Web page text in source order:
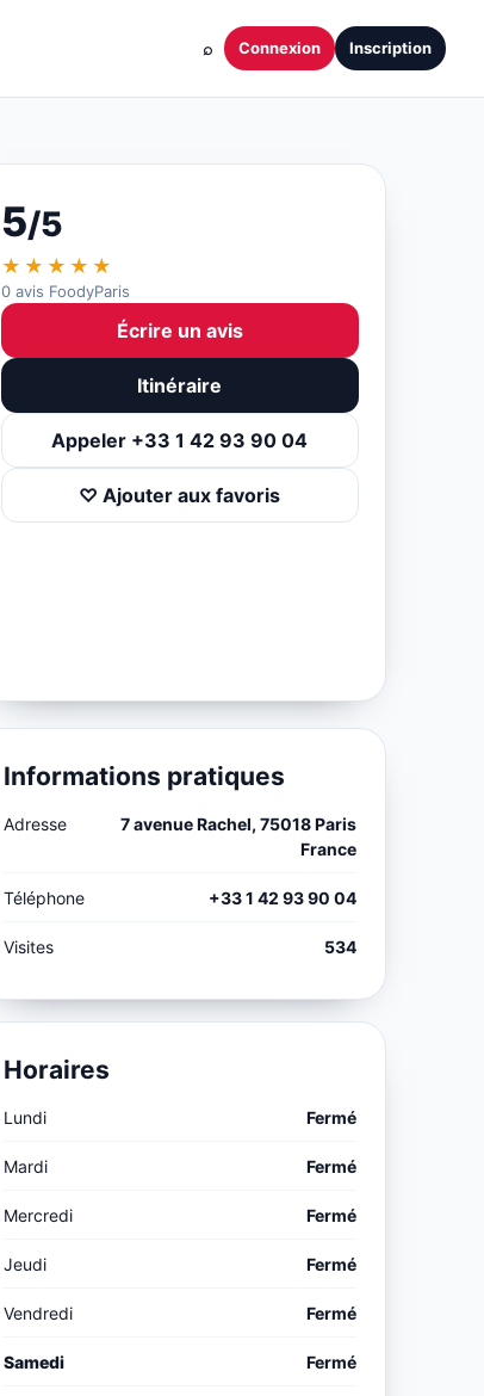
⌕ Connexion Inscription
5/5
★★★★★
0 avis FoodyParis
Écrire un avis
Itinéraire
Appeler +33 1 42 93 90 04
♡ Ajouter aux favoris
Informations pratiques
Adresse
7 avenue Rachel, 75018 Paris
France
Téléphone +33 1 42 93 90 04
Visites 534
Horaires
Lundi Fermé
Mardi Fermé
Mercredi Fermé
Jeudi Fermé
Vendredi Fermé
Samedi Fermé